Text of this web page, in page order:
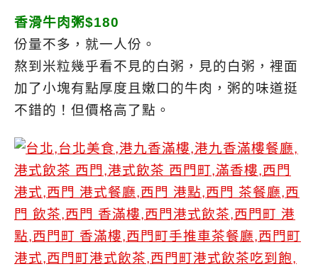
香滑牛肉粥$180
份量不多，就一人份。
熬到米粒幾乎看不見的白粥，見的白粥，裡面
加了小塊有點厚度且嫩口的牛肉，粥的味道挺
不錯的！但價格高了點。